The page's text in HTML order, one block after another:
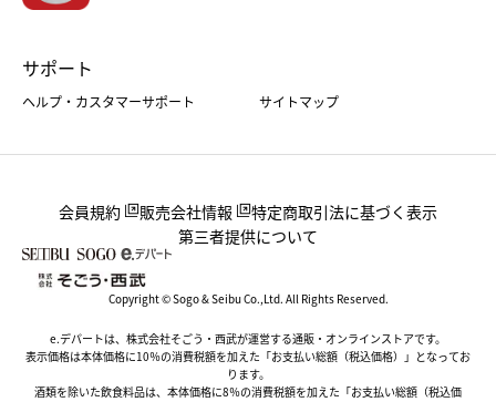
サポート
ヘルプ・カスタマーサポート サイトマップ
会員規約 販売会社情報
特定商取引法に基づく表示
第三者提供について
Copyright © Sogo & Seibu Co.,Ltd. All Rights Reserved.
e.デパートは、株式会社そごう・西武が運営する通販・オンラインストアです。
表示価格は本体価格に10％の消費税額を加えた「お支払い総額（税込価格）」となってお
ります。
酒類を除いた飲食料品は、本体価格に8％の消費税額を加えた「お支払い総額（税込価